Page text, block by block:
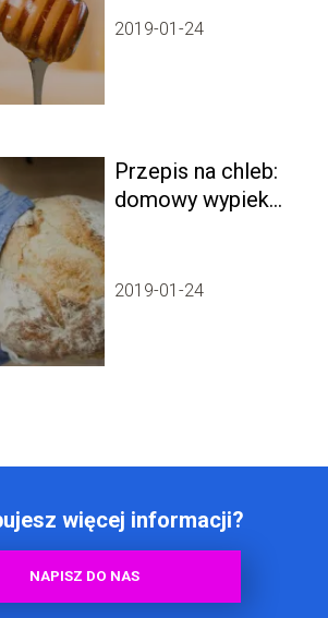
2019-01-24
Przepis na chleb:
domowy wypiek
2019-01-24
więcej informacji?
NAPISZ DO NAS